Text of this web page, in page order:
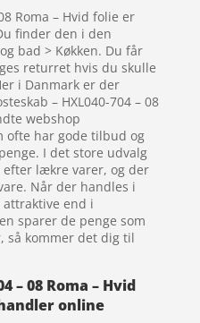
Roma – Hvid folie er
finder den i den
bad > Køkken. Du får
returret hvis du skulle
i Danmark er der
– HXL040-704 – 08
webshop
ofte har gode tilbud og
I det store udvalg
lækre varer, og der
Når der handles i
end i
sparer de penge som
så kommer det dig til
– 08 Roma – Hvid
online